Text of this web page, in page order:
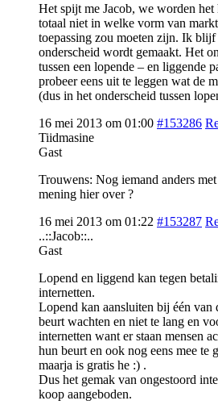
Het spijt me Jacob, we worden
totaal niet in welke vorm van
toepassing zou moeten zijn. Ik
onderscheid wordt gemaakt. Het
tussen een lopende – en liggende
probeer eens uit te leggen wat de
(dus in het onderscheid tussen
16 mei 2013 om 01:00 #153286
Tiidmasine
Gast
Trouwens: Nog iemand anders
mening hier over ?
16 mei 2013 om 01:22 #153287
..::Jacob::..
Gast
Lopend en liggend kan tegen
internetten.
Lopend kan aansluiten bij één
beurt wachten en niet te lang en
internetten want er staan mensen
hun beurt en ook nog eens mee te
maarja is gratis he :) .
Dus het gemak van ongestoord
koop aangeboden.